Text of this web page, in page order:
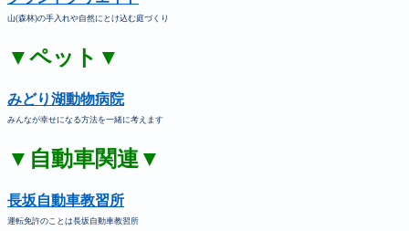
山(森林)の手入れや自然にとけ込む庭づくり
▼ペット▼
みどり湖動物病院
みんなが幸せになる方法を一緒に考えます
▼自動車関連▼
長坂自動車教習所
運転免許のことは長坂自動車教習所